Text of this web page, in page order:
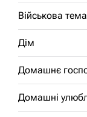
Військова
Дім
Домашнє
Домашні